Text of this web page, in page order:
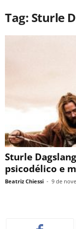
Tag: Sturle
Sturle
psicodélico e
Beatriz Chiessi - 9 de